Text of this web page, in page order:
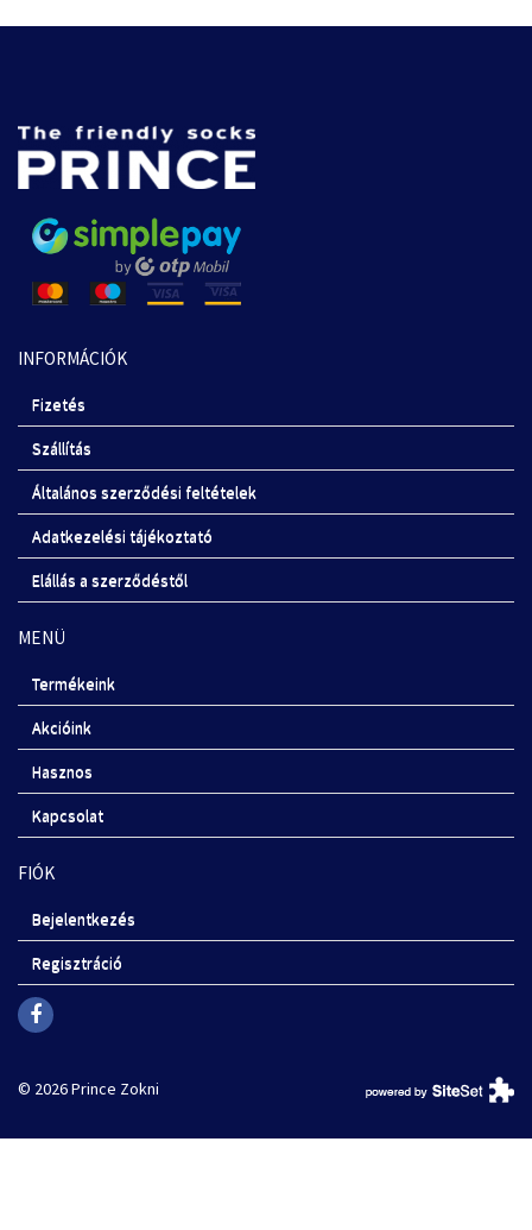
INFORMÁCIÓK
Fizetés
Szállítás
Általános szerződési feltételek
Adatkezelési tájékoztató
Elállás a szerződéstől
MENÜ
Termékeink
Akcióink
Hasznos
Kapcsolat
FIÓK
Bejelentkezés
Regisztráció
© 2026 Prince Zokni